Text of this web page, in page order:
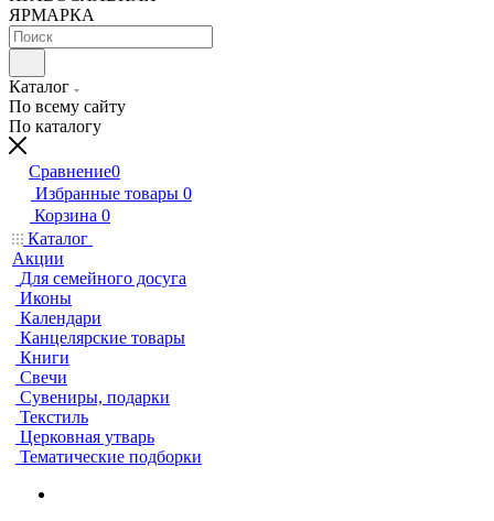
ЯРМАРКА
Каталог
По всему сайту
По каталогу
Сравнение0
Избранные товары 0
Корзина 0
Каталог
Акции
Для семейного досуга
Иконы
Календари
Канцелярские товары
Книги
Свечи
Сувениры, подарки
Текстиль
Церковная утварь
Тематические подборки